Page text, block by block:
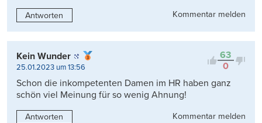
Antworten Kommentar melden
63
0
Kein Wunder
25.01.2023 um 13:56
Schon die inkompetenten Damen im HR haben ganz
schön viel Meinung für so wenig Ahnung!
Antworten
Kommentar melden